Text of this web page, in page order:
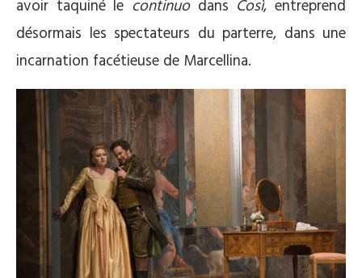
avoir taquiné le continuodans Così, entreprend
désormais les spectateurs du parterre, dans une
incarnation facétieuse de Marcellina.